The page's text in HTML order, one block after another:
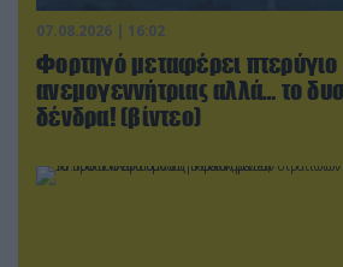
07.08.2026 | 16:02
Φορτηγό μεταφέρει πτερύγιο
ανεμογεννήτριας αλλά… το
δένδρα! (βίντεο)